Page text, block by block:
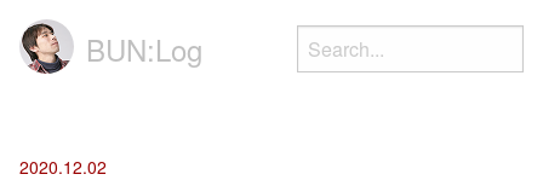
BUN:Log
2020.12.02